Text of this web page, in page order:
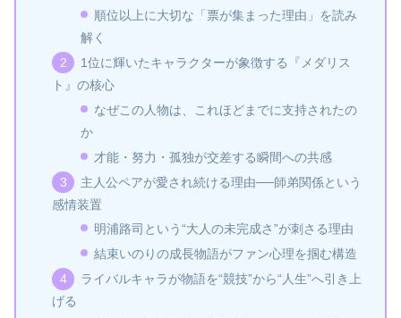
順位以上に大切な「票が集まった理由」を読み
解く
1位に輝いたキャラクターが象徴する『メダリス
ト』の核心
なぜこの人物は、これほどまでに支持されたの
か
才能・努力・孤独が交差する瞬間への共感
主人公ペアが愛され続ける理由──師弟関係という
感情装置
明浦路司という“大人の未完成さ”が刺さる理由
結束いのりの成長物語がファン心理を掴む構造
ライバルキャラが物語を“競技”から“人生”へ引き上
げる